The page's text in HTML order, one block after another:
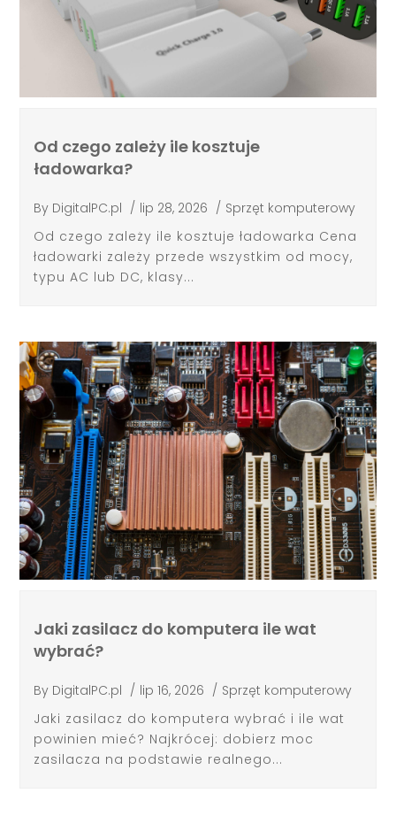
Od czego zależy ile kosztuje
ładowarka?
By DigitalPC.pl / lip 28, 2026 / Sprzęt komputerowy
Od czego zależy ile kosztuje ładowarka Cena
ładowarki zależy przede wszystkim od mocy,
typu AC lub DC, klasy...
Jaki zasilacz do komputera ile wat
wybrać?
By DigitalPC.pl / lip 16, 2026 / Sprzęt komputerowy
Jaki zasilacz do komputera wybrać i ile wat
powinien mieć? Najkrócej: dobierz moc
zasilacza na podstawie realnego...